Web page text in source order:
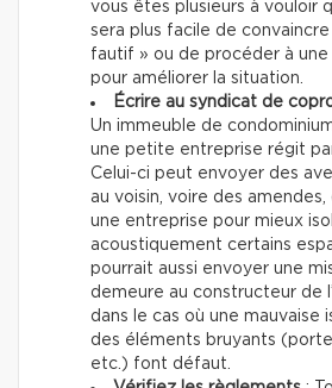
vous êtes plusieurs à vouloir
sera plus facile de convaincre
fautif » ou de procéder à une
pour améliorer la situation.
Écrire au syndicat de
Un immeuble de
une petite entreprise régit
Celui-ci peut envoyer des
au voisin, voire des
une entreprise pour mieux
acoustiquement certains
pourrait aussi envoyer une
demeure au constructeur de
dans le cas où une mauvaise
des éléments bruyants
etc.) font défaut.